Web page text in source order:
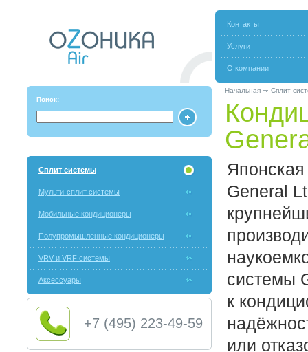
Контакты
Услуги
О компании
Поиск:
Начальная Сплит
Сплит системы
Мульти-сплит системы
Мобильные кондиционеры
Полупромышленные кондиционеры
VRV и VRF системы
Аксессуары
+7 (495) 223-49-59
General
системы
к
или